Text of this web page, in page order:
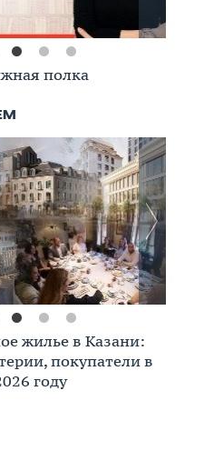
полка
жилье в Казани:
покупатели в
году